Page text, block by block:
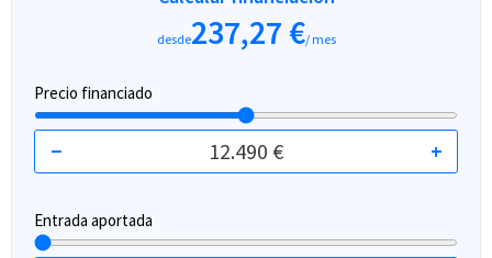
desde237,27 €/ mes
Precio financiado
− 12.490 € +
Entrada aportada